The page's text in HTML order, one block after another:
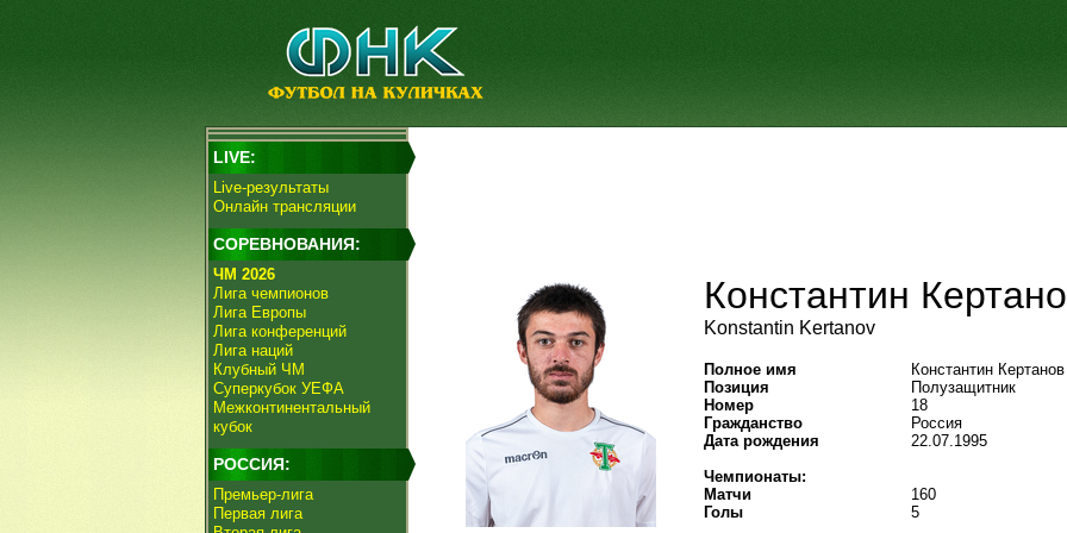
LIVE:
Live-результаты
Онлайн трансляции
СОРЕВНОВАНИЯ:
ЧМ 2026
Лига чемпионов
Лига Европы
Лига конференций
Лига наций
Клубный ЧМ
Суперкубок УЕФА
Межконтинентальный
кубок
РОССИЯ:
Премьер-лига
Первая лига
Константин
Konstantin Kertanov
Полное имя
Константин Кертанов
Позиция
Полузащитник
Номер
18
Гражданство
Россия
Дата рождения
22.07.1995
Чемпионаты:
Матчи
160
Голы
5